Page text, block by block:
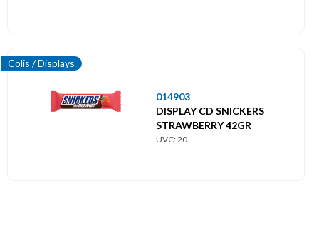
Colis / Displays
014903
DISPLAY CD SNICKERS
STRAWBERRY 42GR
UVC: 20